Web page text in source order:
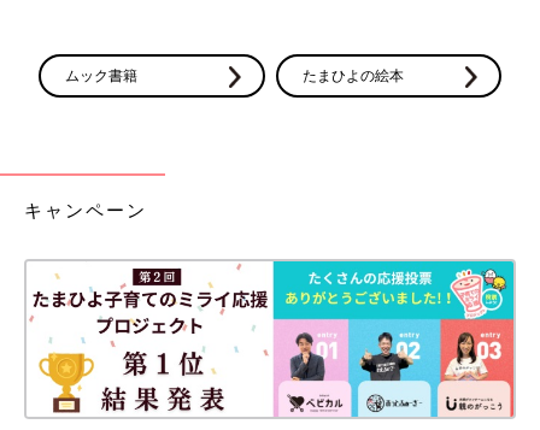
世界中の皮膚科医などから支持の厚い、ビオデルマの「セビウム
エクスフォリエイティングジェル」（95ml 2,376円）は、感触の
毛穴トラブルをケアして卵肌に！「SK-II スキン リファイ
ニング トリートメント」
ムック書籍 たまひよの絵本
キャンペーン